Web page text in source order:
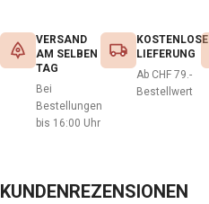
VERSAND
AM SELBEN
TAG
Bei
Bestellungen
bis 16:00 Uhr
KOSTENLOSE
LIEFERUNG
Ab CHF 79.-
Bestellwert
KUNDENREZENSIONEN